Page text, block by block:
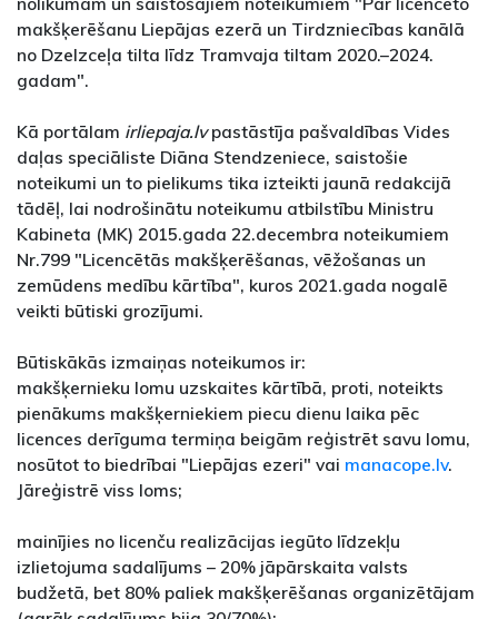
makšķerēšanu Liepājas ezerā un Tirdzniecības kanālā
no Dzelzceļa tilta līdz Tramvaja tiltam 2020.–2024.
gadam".
Kā portālam irliepaja.lvpastāstīja pašvaldības Vides
daļas speciāliste Diāna Stendzeniece, saistošie
noteikumi un to pielikums tika izteikti jaunā redakcijā
tādēļ, lai nodrošinātu noteikumu atbilstību Ministru
Kabineta (MK) 2015.gada 22.decembra noteikumiem
Nr.799 "Licencētās makšķerēšanas, vēžošanas un
zemūdens medību kārtība", kuros 2021.gada nogalē
veikti būtiski grozījumi.
Būtiskākās izmaiņas noteikumos ir:
makšķernieku lomu uzskaites kārtībā, proti, noteikts
pienākums makšķerniekiem piecu dienu laika pēc
licences derīguma termiņa beigām reģistrēt savu lomu,
nosūtot to biedrībai "Liepājas ezeri" vai manacope.lv.
Jāreģistrē viss loms;
mainījies no licenču realizācijas iegūto līdzekļu
izlietojuma sadalījums – 20% jāpārskaita valsts
budžetā, bet 80% paliek makšķerēšanas organizētājam